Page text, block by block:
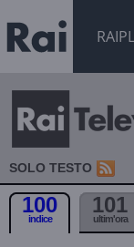
SOLO TESTO
100
indice
101
ultim'ora